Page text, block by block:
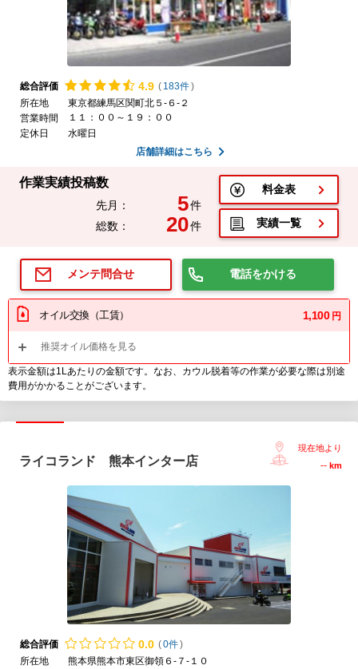
総合評価 4.9 ( 183件)
所在地
東京都練馬区関町北５-６-２
営業時間
１１：００～１９：００
定休日
水曜日
店舗詳細はこちら
作業実績投稿数
先月： 5件
総数：
20件
料金表
実績一覧
メンテ問合せ 電話をかける
オイル交換（工賃） 1,100 円
推奨オイル価格を見る
表示金額は1Lあたりの金額です。なお、カウル脱着等の作業が必要な際は別途
費用がかかることがございます。
ライコランド 熊本インター店
現在地より
-- km
総合評価 0.0 (0件)
所在地
熊本県熊本市東区御領６-７-１０